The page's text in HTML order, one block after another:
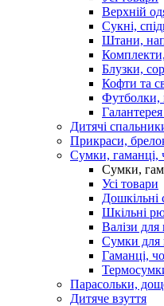
Верхній
Сукні,
Штани,
Блузки,
Кофти та
Футболки,
Дитячі
Прикраси,
Сумки, гаманці,
Сумки,
Усі товари
Дошкільні
Шкільні
Валізи
Сумки для
Гаманці,
Парасольки,
Дитяче взуття